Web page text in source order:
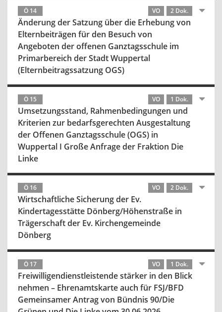
Ö 14 VO 2 Dok.
Änderung der Satzung über die Erhebung von
Elternbeiträgen für den Besuch von
Angeboten der offenen Ganztagsschule im
Primarbereich der Stadt Wuppertal
(Elternbeitragssatzung OGS)
Ö 15 VO 1 Dok.
Umsetzungsstand, Rahmenbedingungen und
Kriterien zur bedarfsgerechten Ausgestaltung
der Offenen Ganztagsschule (OGS) in
Wuppertal I Große Anfrage der Fraktion Die
Linke
Ö 16 VO 2 Dok.
Wirtschaftliche Sicherung der Ev.
Kindertagesstätte Dönberg/Höhenstraße in
Trägerschaft der Ev. Kirchengemeinde
Dönberg
Ö 17 VO 1 Dok.
Freiwilligendienstleistende stärker in den Blick
nehmen – Ehrenamtskarte auch für FSJ/BFD
Gemeinsamer Antrag von Bündnis 90/Die